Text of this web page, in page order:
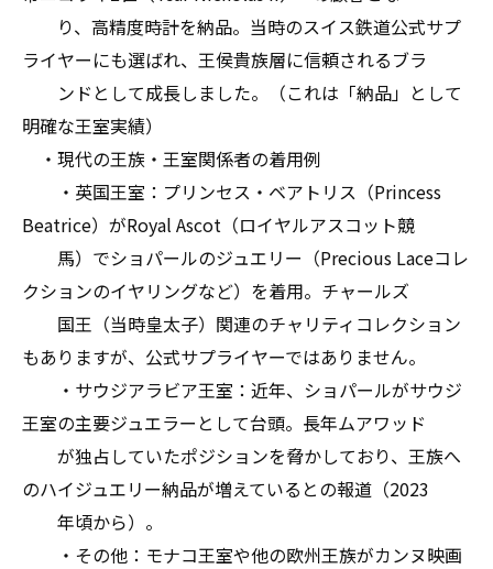
り、高精度時計を納品。当時のスイス鉄道公式サプ
ライヤーにも選ばれ、王侯貴族層に信頼されるブラ
ンドとして成長しました。（これは「納品」として
明確な王室実績）
・現代の王族・王室関係者の着用例
・英国王室：プリンセス・ベアトリス（Princess
Beatrice）がRoyal Ascot（ロイヤルアスコット競
馬）でショパールのジュエリー（Precious Laceコレ
クションのイヤリングなど）を着用。チャールズ
国王（当時皇太子）関連のチャリティコレクション
もありますが、公式サプライヤーではありません。
・サウジアラビア王室：近年、ショパールがサウジ
王室の主要ジュエラーとして台頭。長年ムアワッド
が独占していたポジションを脅かしており、王族へ
のハイジュエリー納品が増えているとの報道（2023
年頃から）。
・その他：モナコ王室や他の欧州王族がカンヌ映画